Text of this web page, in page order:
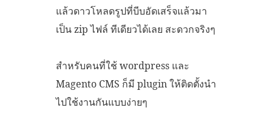
แล้วดาวโหลดรูปที่บีบอัดเสร็จแล้วมา
เป็น zip ไฟล์ ทีเดียวได้เลย สะดวกจริงๆ
สำหรับคนที่ใช้ wordpress และ
Magento CMS ก็มี plugin ให้ติดตั้งนำ
ไปใช้งานกันแบบง่ายๆ